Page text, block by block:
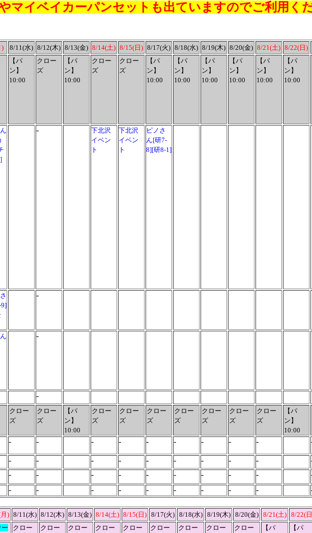
ベイカーパンセットも出ていますのでご利用くだ
) 8/11(水) 8/12(木) 8/13(金) 8/14(土) 8/15(日) 8/17(火) 8/18(水) 8/19(木) 8/20(金) 8/21(土) 8/22(日)
【パ
ン】
10:00
クロー
ズ
【パ
ン】
10:00
クロー
ズ
クロー
ズ
【パ
ン】
10:00
【パ
ン】
10:00
【パ
ン】
10:00
【パ
ン】
10:00
【パ
ン】
10:00
【パ
ン】
10:00
-
下北沢
イベン
ト
下北沢
イベン
ト
ピノさ
ん[研7-
8][研8-1]
9]
-
-
-
クロー
ズ
クロー
ズ
【パ
ン】
10:00
クロー
ズ
クロー
ズ
クロー
ズ
クロー
ズ
クロー
ズ
クロー
ズ
クロー
ズ
【パ
ン】
10:00
- - - - - - - - -
- - - - - - - - -
- - - - - - - - -
- - - - - - - - -
) 8/11(水) 8/12(木) 8/13(金) 8/14(土) 8/15(日) 8/17(火) 8/18(水) 8/19(木) 8/20(金) 8/21(土) 8/22(
ー
クロー
クロー
クロー
クロー
クロー
クロー
クロー
クロー
クロー
【パ
【パ